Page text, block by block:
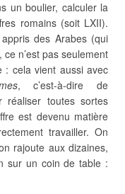
un boulier, calculer la
romains (soit LXII).
des Arabes (qui
n’est pas seulement
: cela vient aussi avec
, c’est-à-dire de
réaliser toutes sortes
est devenu matière
travailler. On
rajoute aux dizaines,
sur un coin de table :